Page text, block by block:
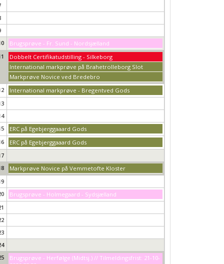
Brugsprøve - Fr. Sund - Nordsjælland
Dobbelt Certifikatudstilling - Silkeborg
International markprøve på Brahetrolleborg Slot
Markprøve Novice ved Bredebro
International markprøve - Bregentved Gods
ERC på Egebjerggaaard Gods
ERC på Egebjerggaaard Gods
Markprøve Novice på Vemmetofte Kloster
Brugsprøve - Holmegaard - Sydsjælland
Brugsprøve - Herfølge (Midtsj.) // Tilmeldingsfrist: 21-10-